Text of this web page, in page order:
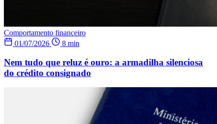
Comportamento financeiro
01/07/2026
8 min
Nem tudo que reluz é ouro: a armadilha silenciosa
do crédito consignado